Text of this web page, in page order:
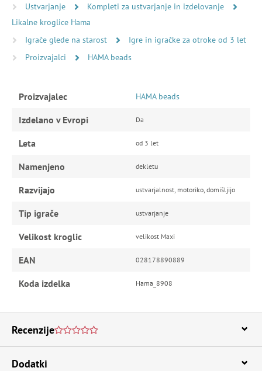
Ustvarjanje
Kompleti za ustvarjanje in izdelovanje
Likalne kroglice Hama
Igrače glede na starost
Igre in igračke za otroke od 3 let
Proizvajalci
HAMA beads
Proizvajalec HAMA beads
Izdelano v Evropi Da
Leta od 3 let
Namenjeno dekletu
Razvijajo ustvarjalnost, motoriko, domišljijo
Tip igrače ustvarjanje
Velikost kroglic velikost Maxi
EAN 028178890889
Koda izdelka Hama_8908
Recenzije
Dodatki